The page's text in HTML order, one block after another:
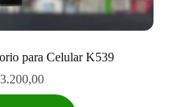
para Celular K539